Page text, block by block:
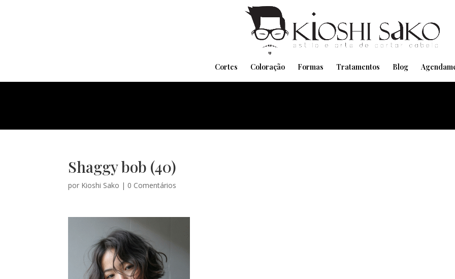
Cortes Coloração Formas Tratamentos Blog
Shaggy bob (40)
por Kioshi Sako | 0 Comentários
Pensando em transformar seu Visual??
Agende pelo Whatsapp